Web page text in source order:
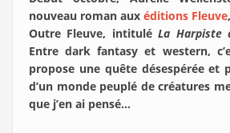
nouveau roman aux éditions Fleuve
Outre Fleuve, intituléLa Harpiste
Entre dark fantasy et western,
propose une quête désespérée et
d’un monde peuplé de créatures
que j’en ai pensé…